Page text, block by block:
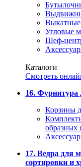
Угловые
Шеф-
Каталоги
Смотреть
16.
Корзины
образных
17. Ведра для
сортировки и